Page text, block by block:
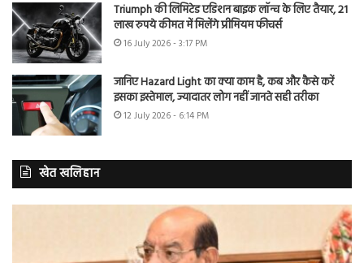
Triumph की लिमिटेड एडिशन बाइक लॉन्च के लिए तैयार, 21
लाख रुपये कीमत में मिलेंगे प्रीमियम फीचर्स
16 July 2026 - 3:17 PM
जानिए Hazard Light का क्या काम है, कब और कैसे करें
इसका इस्तेमाल, ज्यादातर लोग नहीं जानते सही तरीका
12 July 2026 - 6:14 PM
खेत खलिहान